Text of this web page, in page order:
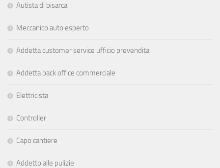
Autista di bisarca
Meccanico auto esperto
Addetta customer service ufficio prevendita
Addetta back office commerciale
Elettricista
Controller
Capo cantiere
Addetto alle pulizie